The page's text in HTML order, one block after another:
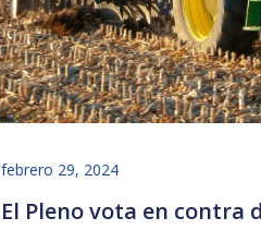
febrero 29, 2024
El Pleno vota en contra